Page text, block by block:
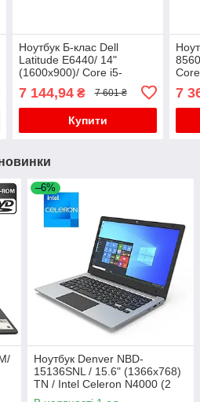
Ноутбук Б-клас Dell
Latitude E6440/ 14"
(1600x900)/ Core i5-
4310M/ 4 GB RAM/ 128 GB
SSD/ HD 4600
7 144,94₴ 7 601 ₴
Купити
7
–6%
Ноутбук Denver NBD-
15136SNL / 15.6" (1366x768)
TN / Intel Celeron N4000 (2
ядра по 1.1 - 2.6 GHz) / 4 GB